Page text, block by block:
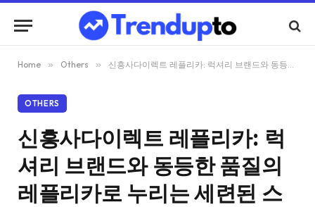
Home » Others » 신흥사다이렉트 레플리카: 럭셔리 브랜드와 동등한 품질의 레플리카로 누리는 세련된 스타일
OTHERS
신흥사다이렉트 레플리카: 럭
셔리 브랜드와 동등한 품질의
레플리카로 누리는 세련된 스